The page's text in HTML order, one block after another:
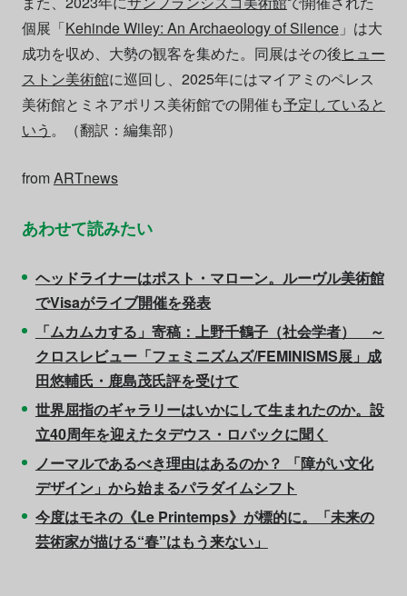
個展「Kehinde Wiley: An Archaeology of Silence」は大
成功を収め、大勢の観客を集めた。同展はその後ヒュー
ストン美術館に巡回し、2025年にはマイアミのペレス
美術館とミネアポリス美術館での開催も予定していると
いう 。（翻訳：編集部）
fromARTnews
あわせて読みたい
ヘッドライナーはポスト・マローン。ルーヴル美術館
でVisaがライブ開催を発表
「ムカムカする」寄稿：上野千鶴子（社会学者） ～
クロスレビュー「フェミニズムズ/FEMINISMS展」成
田悠輔氏・鹿島茂氏評を受けて
世界屈指のギャラリーはいかにして生まれたのか。設
立40周年を迎えたタデウス・ロパックに聞く
ノーマルであるべき理由はあるのか？ 「障がい文化
デザイン」から始まるパラダイムシフト
今度はモネの《Le Printemps》が標的に。「未来の
芸術家が描ける“春”はもう来ない」